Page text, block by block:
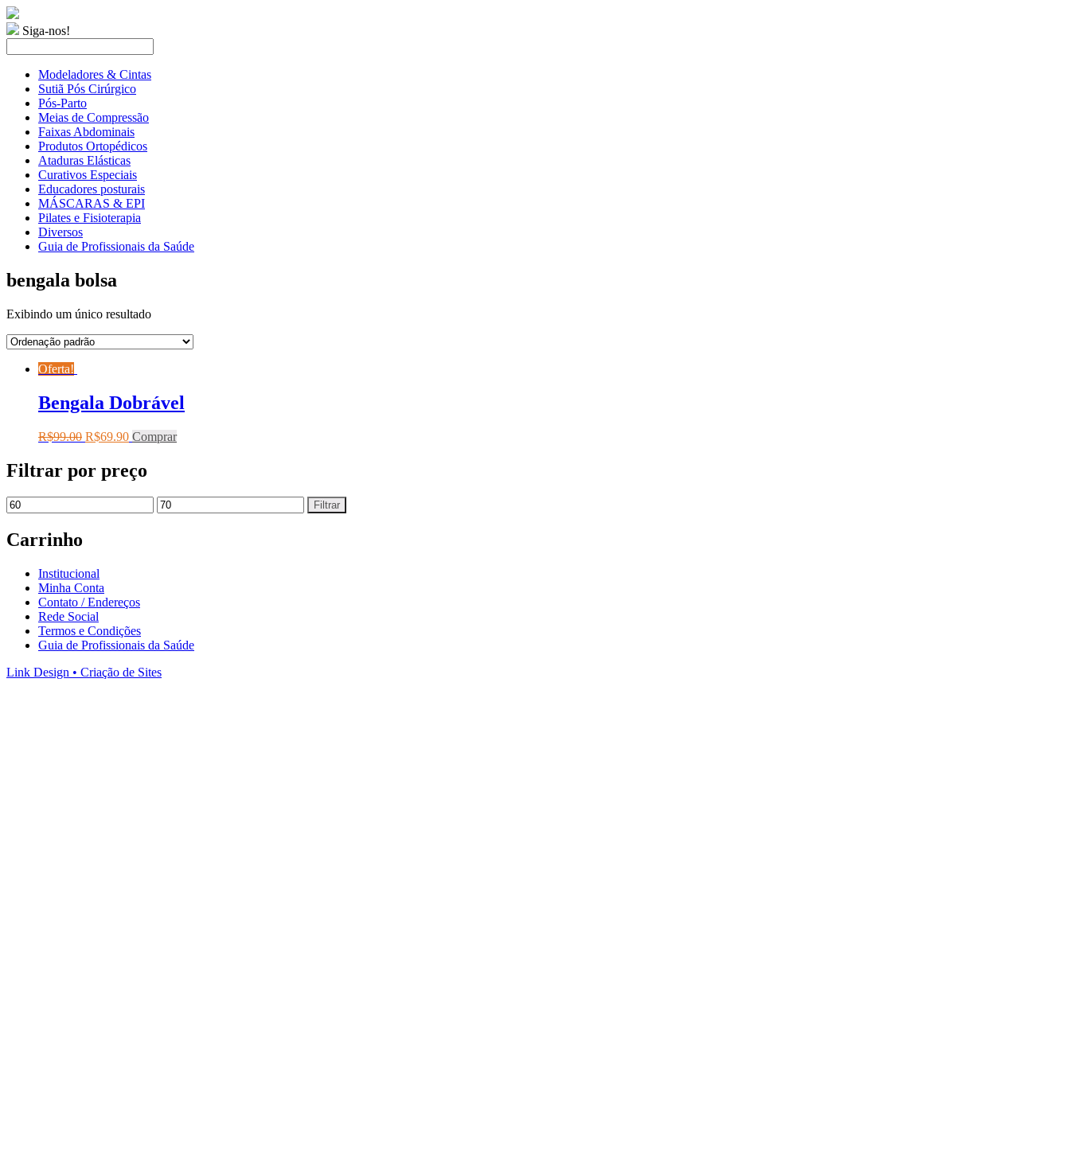
Siga-nos!
Modeladores & Cintas
Sutiã Pós Cirúrgico
Pós-Parto
Meias de Compressão
Faixas Abdominais
Produtos Ortopédicos
Ataduras Elásticas
Curativos Especiais
Educadores posturais
MÁSCARAS & EPI
Pilates e Fisioterapia
Diversos
Guia de Profissionais da Saúde
bengala bolsa
Exibindo um único resultado
Oferta!
Bengala Dobrável
R$99.00 R$69.90 Comprar
Filtrar por preço
Filtrar
Carrinho
Institucional
Minha Conta
Contato / Endereços
Rede Social
Termos e Condições
Guia de Profissionais da Saúde
Link Design • Criação de Sites